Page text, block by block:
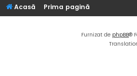
Acasă Prima pagină
Furnizat de phpBB®